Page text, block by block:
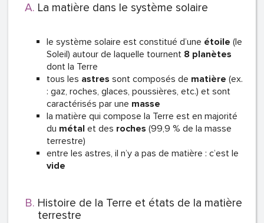
La matière dans le système solaire
le système solaire est constitué d’une étoile (le
Soleil) autour de laquelle tournent 8 planètes
dont la Terre
tous les astres sont composés de matière (ex.
: gaz, roches, glaces, poussières, etc.) et sont
caractérisés par une masse
la matière qui compose la Terre est en majorité
du métal et des roches (99,9 % de la masse
terrestre)
entre les astres, il n’y a pas de matière : c’est le
vide
Histoire de la Terre et états de la matière
terrestre